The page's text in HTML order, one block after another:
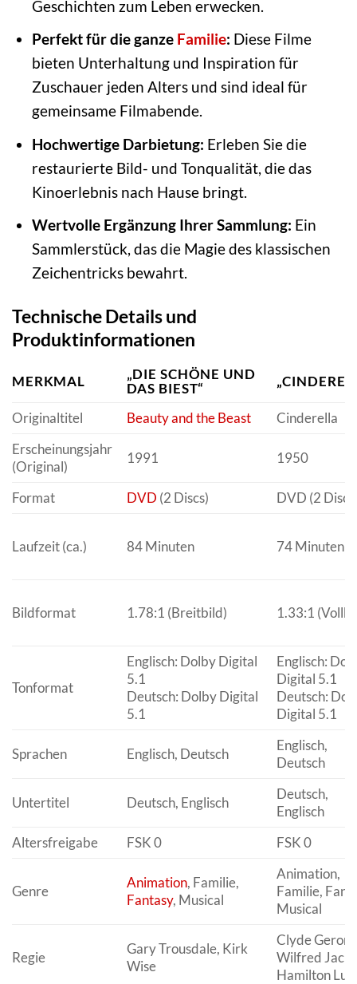
Geschichten zum Leben erwecken.
Perfekt für die ganze Familie: Diese Filme
bieten Unterhaltung und Inspiration für
Zuschauer jeden Alters und sind ideal für
gemeinsame Filmabende.
Hochwertige Darbietung: Erleben Sie die
restaurierte Bild- und Tonqualität, die das
Kinoerlebnis nach Hause bringt.
Wertvolle Ergänzung Ihrer Sammlung: Ein
Sammlerstück, das die Magie des klassischen
Zeichentricks bewahrt.
Technische Details und
Produktinformationen
MERKMAL
„DIE SCHÖNE UND
DAS BIEST“
Originaltitel Beauty and the Beast
Cinderella
Erscheinungsjahr
(Original)
1991 1950
Format DVD (2 Discs) DVD (2
Laufzeit (ca.) 84 Minuten 74 Minuten
Bildformat 1.78:1 (Breitbild) 1.33:1
Tonformat
Englisch: Dolby Digital
5.1
Deutsch: Dolby Digital
5.1
Englisch:
Digital 5.1
Deutsch:
Digital 5.1
Sprachen Englisch, Deutsch
Englisch,
Deutsch
Untertitel Deutsch, Englisch
Deutsch,
Englisch
Altersfreigabe
FSK 0 FSK 0
Genre
Animation, Familie,
Fantasy, Musical
Animation,
Familie,
Musical
Regie
Gary Trousdale, Kirk
Wise
Clyde
Wilfred
Hamilton